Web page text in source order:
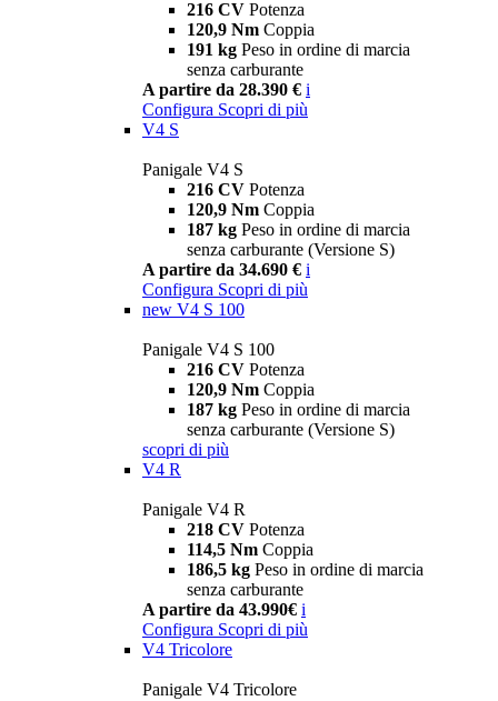
216 CV Potenza
120,9 Nm Coppia
191 kg Peso in ordine di marcia
senza carburante
A partire da 28.390 € i
Configura Scopri di più
V4 S
Panigale V4 S
216 CV Potenza
120,9 Nm Coppia
187 kg Peso in ordine di marcia
senza carburante (Versione S)
A partire da 34.690 € i
Configura Scopri di più
new V4 S 100
Panigale V4 S 100
216 CV Potenza
120,9 Nm Coppia
187 kg Peso in ordine di marcia
senza carburante (Versione S)
scopri di più
V4 R
Panigale V4 R
218 CV Potenza
114,5 Nm Coppia
186,5 kg Peso in ordine di marcia
senza carburante
A partire da 43.990€ i
Configura Scopri di più
V4 Tricolore
Panigale V4 Tricolore